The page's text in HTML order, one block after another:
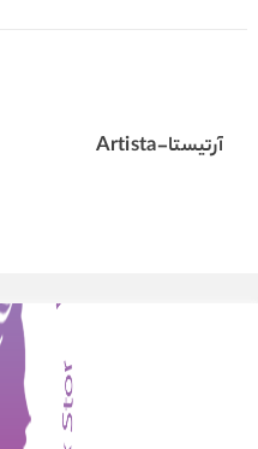
آرتیستا-Artista